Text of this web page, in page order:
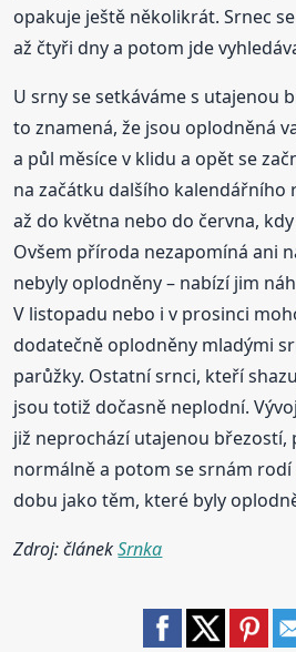
opakuje ještě několikrát. Srnec
až čtyři dny a potom jde
U srny se setkáváme s utajenou
to znamená, že jsou oplodněná
a půl měsíce v klidu a opět se
na začátku dalšího kalendářního
až do května nebo do června,
Ovšem příroda nezapomíná ani
nebyly oplodněny – nabízí jim
V listopadu nebo i v prosinci
dodatečně oplodněny mladými
parůžky. Ostatní srnci, kteří
jsou totiž dočasně neplodní.
již neprochází utajenou březostí,
normálně a potom se srnám
dobu jako těm, které byly
Zdroj: článekSrnka